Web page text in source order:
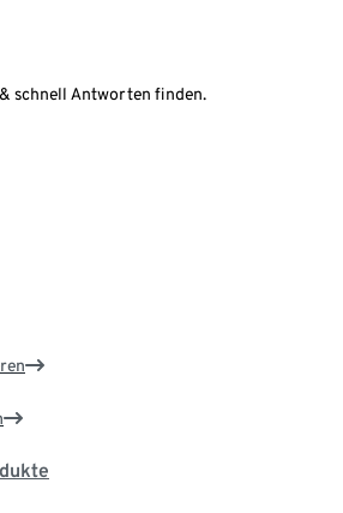
schnell Antworten finden.